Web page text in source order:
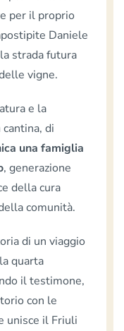
per il proprio
Daniele
strada futura
vigne.
e la
di
una famiglia
, generazione
della cura
comunità.
di un viaggio
quarta
il testimone,
con le
unisce il Friuli